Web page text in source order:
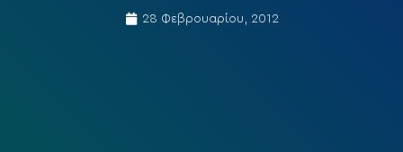
28 Φεβρουαρίου, 2012